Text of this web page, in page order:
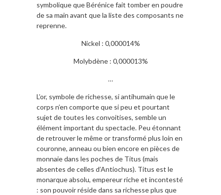
symbolique que Bérénice fait tomber en poudre
de sa main avant que la liste des composants ne
reprenne.
Nickel : 0,000014%
Molybdène : 0,000013%
…
L’or, symbole de richesse, si antihumain que le
corps n’en comporte que si peu et pourtant
sujet de toutes les convoitises, semble un
élément important du spectacle. Peu étonnant
de retrouver le même or transformé plus loin en
couronne, anneau ou bien encore en pièces de
monnaie dans les poches de Titus (mais
absentes de celles d’Antiochus). Titus est le
monarque absolu, empereur riche et incontesté
: son pouvoir réside dans sa richesse plus que